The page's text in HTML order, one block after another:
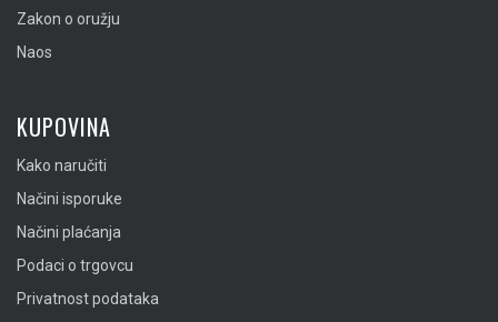
Zakon o oružju
Naos
KUPOVINA
Kako naručiti
Načini isporuke
Načini plaćanja
Podaci o trgovcu
Privatnost podataka